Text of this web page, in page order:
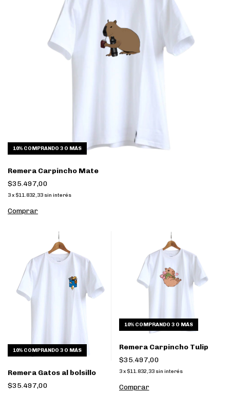
10% COMPRANDO 3 O MÁS
Remera Carpincho Mate
$35.497,00
3x $11.832,33 sin interés
Comprar
10% COMPRANDO 3 O MÁS
Remera Gatos al bolsillo
$35.497,00
10% COMPRANDO 3 O MÁS
Remera Carpincho Tulip
$35.497,00
3 x $11.832,33 sin interés
Comprar